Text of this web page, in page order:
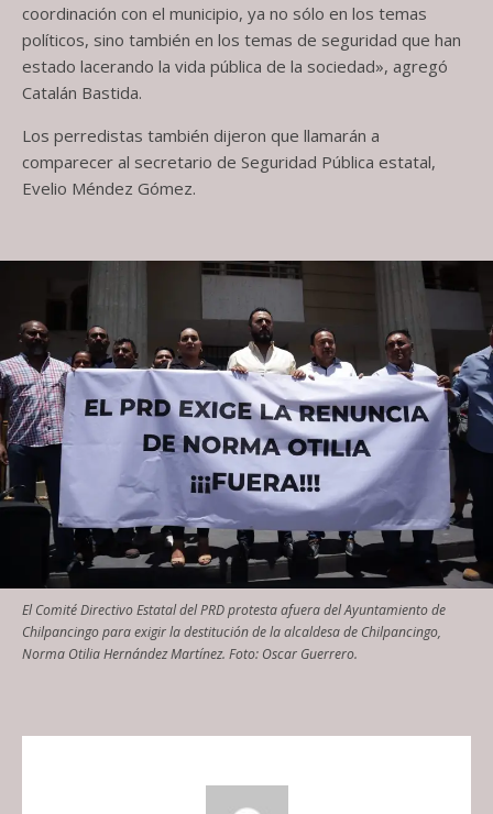
coordinación con el municipio, ya no sólo en los temas
políticos, sino también en los temas de seguridad que han
estado lacerando la vida pública de la sociedad», agregó
Catalán Bastida.
Los perredistas también dijeron que llamarán a
comparecer al secretario de Seguridad Pública estatal,
Evelio Méndez Gómez.
El Comité Directivo Estatal del PRD protesta afuera del Ayuntamiento de
Chilpancingo para exigir la destitución de la alcaldesa de Chilpancingo,
Norma Otilia Hernández Martínez. Foto: Oscar Guerrero.